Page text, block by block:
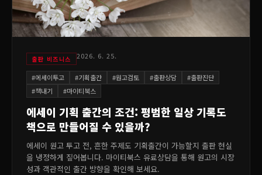
출판 비즈니스 2026. 6. 25.
#에세이투고 #기획출간 #원고검토 #출판상담 #출판진단
#책내기 #마이티북스
에세이 기획 출간의 조건: 평범한 일상 기록도
책으로 만들어질 수 있을까?
에세이 원고 투고 전, 흔한 주제도 기획출간이 가능할지 출판 현실
을 냉정하게 짚어봅니다. 마이티북스 유료상담을 통해 원고의 시장
성과 객관적인 출간 방향을 확인해 보세요.